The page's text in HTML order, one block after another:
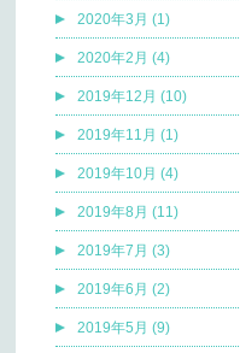
2020年3月 (1)
2020年2月 (4)
2019年12月 (10)
2019年11月 (1)
2019年10月 (4)
2019年8月 (11)
2019年7月 (3)
2019年6月 (2)
2019年5月 (9)